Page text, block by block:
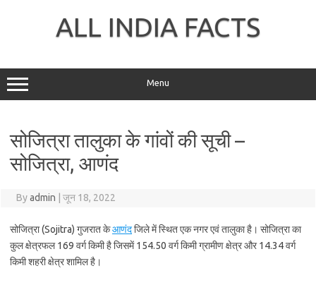
ALL INDIA FACTS
Menu
सोजित्रा तालुका के गांवों की सूची –
सोजित्रा, आणंद
Byadmin जून 18, 2022
सोजित्रा (Sojitra) गुजरात केआणंदजिले में स्थित एक नगर एवं तालुका है। सोजित्रा का
कुल क्षेत्रफल 169 वर्ग किमी है जिसमें 154.50 वर्ग किमी ग्रामीण क्षेत्र और 14.34 वर्ग
किमी शहरी क्षेत्र शामिल है।